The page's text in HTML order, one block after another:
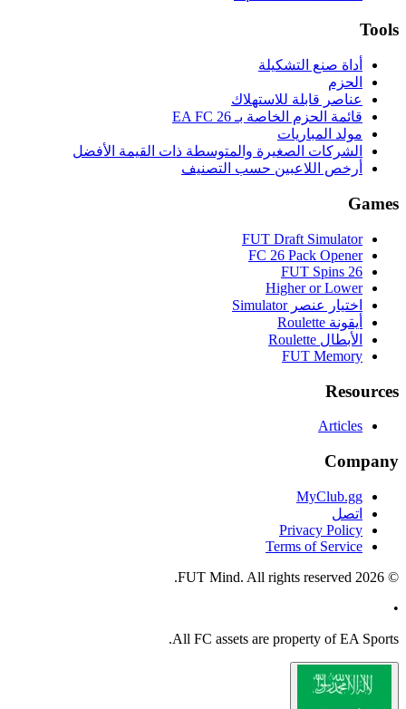
Tools
أداة صنع التشكيلة
الحزم
عناصر قابلة للاستهلاك
قائمة الحزم الخاصة بـ EA FC 26
مولد المباريات
الشركات الصغيرة والمتوسطة ذات القيمة الأفضل
أرخص اللاعبين حسب التصنيف
Games
FUT Draft Simulator
FC 26 Pack Opener
FUT Spins 26
Higher or Lower
اختيار عنصر Simulator
أيقونة Roulette
الأبطال Roulette
FUT Memory
Resources
Articles
Company
MyClub.gg
اتصل
Privacy Policy
Terms of Service
©
2026
•
All FC assets are property of EA Sports.